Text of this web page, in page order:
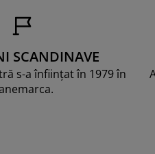
SCANDINAVE
s-a înființat în 1979 în